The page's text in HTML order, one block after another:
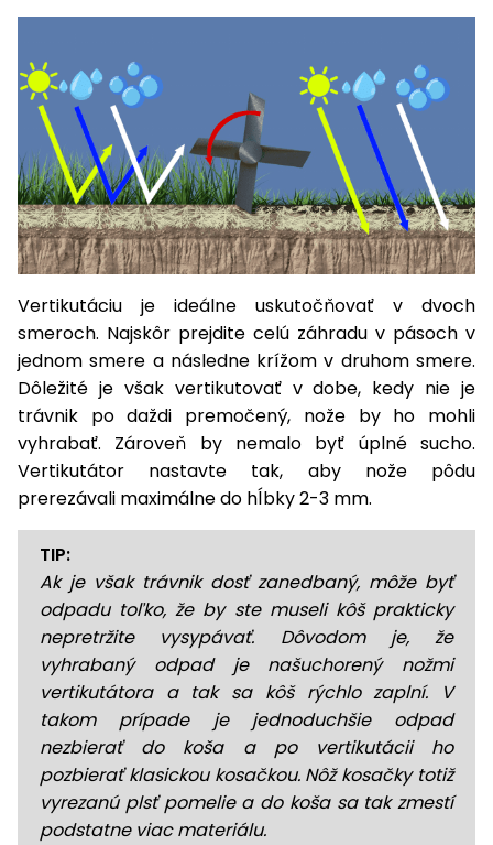
a lopaty
na sneh
Postrekovače
a rosiče
Príslušenstvo
Vertikutáciu je ideálne uskutočňovať v dvoch
smeroch. Najskôr prejdite celú záhradu v pásoch v
jednom smere a následne krížom v druhom smere.
Dôležité je však vertikutovať v dobe, kedy nie je
trávnik po daždi premočený, nože by ho mohli
vyhrabať. Zároveň by nemalo byť úplné sucho.
Vertikutátor nastavte tak, aby nože pôdu
prerezávali maximálne do hĺbky 2-3 mm.
TIP:
Ak je však trávnik dosť zanedbaný, môže byť
odpadu toľko, že by ste museli kôš prakticky
nepretržite vysypávať. Dôvodom je, že
vyhrabaný odpad je našuchorený nožmi
vertikutátora a tak sa kôš rýchlo zaplní. V
takom prípade je jednoduchšie odpad
nezbierať do koša a po vertikutácii ho
pozbierať klasickou kosačkou. Nôž kosačky totiž
vyrezanú plsť pomelie a do koša sa tak zmestí
podstatne viac materiálu.